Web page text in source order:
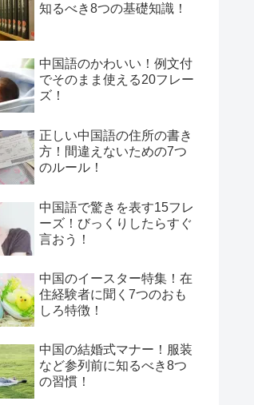
知るべき8つの基礎知識！
中国語のかわいい！例文付
でそのまま使える20フレー
ズ！
正しい中国語の住所の書き
方！間違えないための7つ
のルール！
中国語で驚きを表す15フレ
ーズ！びっくりしたらすぐ
言おう！
中国のイースター特集！在
住経験者に聞く7つのおも
しろ特徴！
中国の結婚式マナー！服装
など参列前に知るべき8つ
の習慣！